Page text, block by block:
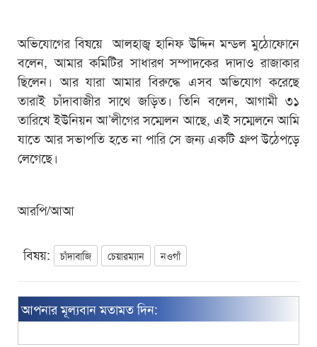
অভিযোগের বিষয়ে আলহাজ্ব হানিফ উদ্দিন মন্ডল মুঠোফোনে
বলেন, আমার কমিটির সাধারণ সম্পাদকের দাদাও রাজাকার
ছিলেন। আর যারা আমার বিরুদ্ধে এসব অভিযোগ করেছে
তারাই চাঁদাবাজীর সাথে জড়িত। তিনি বলেন, আগামী ৩১
তারিখে ইউনিয়ন আ’লীগের সম্মেলন আছে, এই সম্মেলনে আমি
যাতে আর সভাপতি হতে না পারি সে জন্য একটি গ্রুপ উঠেপড়ে
লেগেছে।
আরপি/আআ
বিষয়: চাঁদাবাজি চেয়ারম্যান নওগাঁ
আপনার মূল্যবান মতামত দিন: